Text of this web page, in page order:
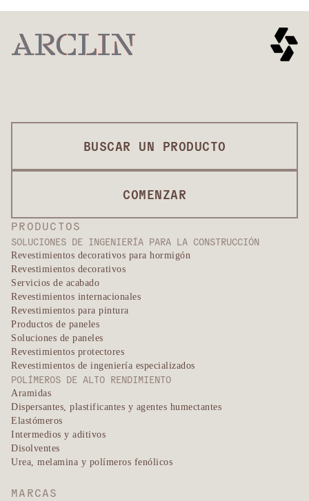
PRODUCTOS
SOLUCIONES DE INGENIERÍA PARA LA CONSTRUCCIÓN
Revestimientos decorativos para hormigón
Revestimientos decorativos
Servicios de acabado
Revestimientos internacionales
Revestimientos para pintura
Productos de paneles
Soluciones de paneles
Revestimientos protectores
Revestimientos de ingeniería especializados
POLÍMEROS DE ALTO RENDIMIENTO
Aramidas
Dispersantes, plastificantes y agentes humectantes
Elastómeros
Intermedios y aditivos
Disolventes
Urea, melamina y polímeros fenólicos
MARCAS
BUSCAR UN PRODUCTO
COMENZAR